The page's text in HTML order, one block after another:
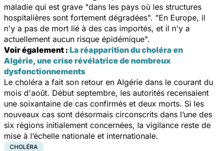
maladie qui est grave "dans les pays où les structures
hospitalières sont fortement dégradées". "En Europe, il
n'y a pas de mort lié à des cas importés, et il n'y a
actuellement aucun risque épidémique".
Voir également : La réapparition du choléra en
Algérie, une crise révélatrice de nombreux
dysfonctionnements
Le choléra a fait son retour en Algérie dans le courant du
mois d'août. Début septembre, les autorités recensaient
une soixantaine de cas confirmés et deux morts. Si les
nouveaux cas sont désormais circonscrits dans l’une des
six régions initialement concernées, la vigilance reste de
mise à l’échelle nationale et internationale.
CHOLÉRA